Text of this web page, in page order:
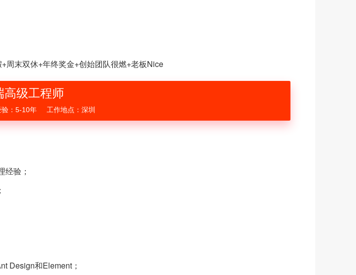
周末双休+年终奖金+创始团队很燃+老板Nice
高级工程师
验：5-10年 工作地点：深圳
验；
Design和Element；